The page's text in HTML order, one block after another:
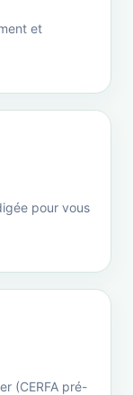
et
pour vous
(CERFA pré-